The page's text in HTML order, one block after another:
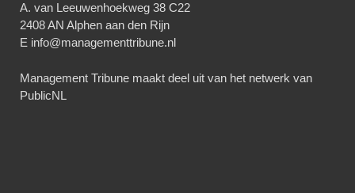
A. van Leeuwenhoekweg 38 C22
2408 AN Alphen aan den Rijn
E info@managementtribune.nl
Management Tribune maakt deel uit van het netwerk van
PublicNL